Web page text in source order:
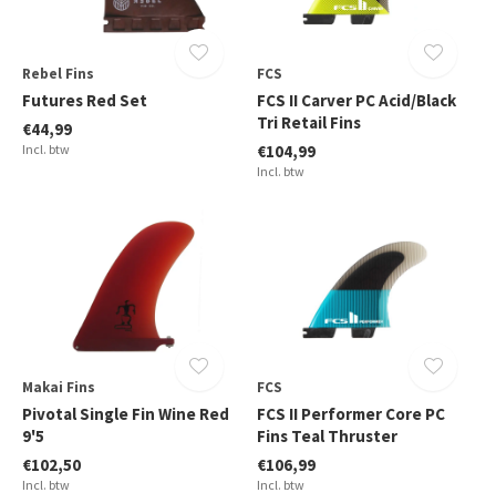
Rebel Fins
Futures Red Set
€44,99
Incl. btw
FCS
FCS II Carver PC Acid/Black
Tri Retail Fins
€104,99
Incl. btw
Makai Fins
Pivotal Single Fin Wine Red
9'5
€102,50
Incl. btw
FCS
FCS II Performer Core PC
Fins Teal Thruster
€106,99
Incl. btw